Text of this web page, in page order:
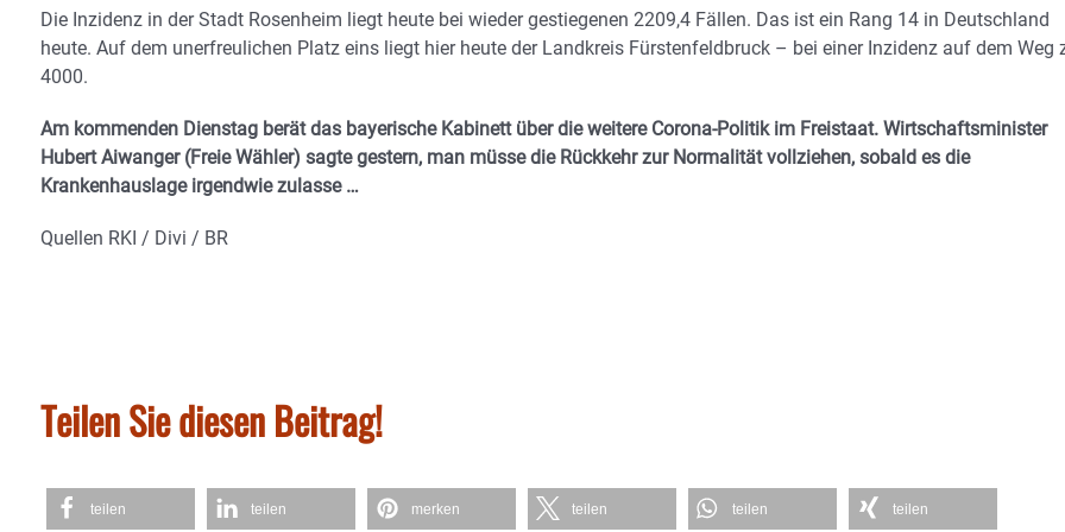
Die Inzidenz in der Stadt Rosenheim liegt heute bei wieder gestiegenen 2209,4 Fällen. Das ist ein Rang 14 in Deutschland
heute. Auf dem unerfreulichen Platz eins liegt hier heute der Landkreis Fürstenfeldbruck – bei einer Inzidenz auf dem Weg
4000.
Am kommenden Dienstag berät das bayerische Kabinett über die weitere Corona-Politik im Freistaat. Wirtschaftsminister
Hubert Aiwanger (Freie Wähler) sagte gestern, man müsse die Rückkehr zur Normalität vollziehen, sobald es die
Krankenhauslage irgendwie zulasse …
Quellen RKI / Divi / BR
Teilen Sie diesen Beitrag!
teilen teilen merken teilen teilen teilen